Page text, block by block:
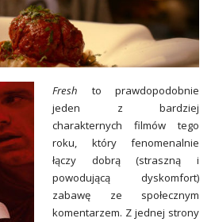
Fresh to prawdopodobnie
jeden z bardziej
charakternych filmów tego
roku, który fenomenalnie
łączy dobrą (straszną i
powodującą dyskomfort)
zabawę ze społecznym
komentarzem. Z jednej strony